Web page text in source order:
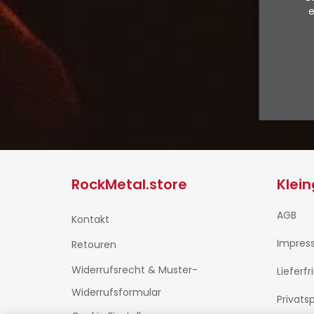
RockMetal.store
Kontakt
Retouren
Widerrufsrecht & Muster-
Widerrufsformular
AGB